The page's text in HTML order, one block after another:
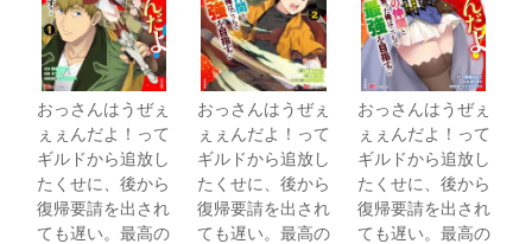
おっさんはうぜぇ
ぇぇんだよ！って
ギルドから追放し
たくせに、後から
復帰要請を出され
ても遅い。最高の
おっさんはうぜぇ
ぇぇんだよ！って
ギルドから追放し
たくせに、後から
復帰要請を出され
ても遅い。最高の
おっさんはうぜぇ
ぇぇんだよ！って
ギルドから追放し
たくせに、後から
復帰要請を出され
ても遅い。最高の